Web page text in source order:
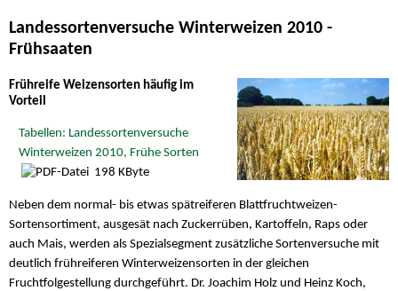
Landessortenversuche Winterweizen 2010 -
Frühsaaten
Frühreife Weizensorten häufig im
Vorteil
Tabellen: Landessortenversuche
Winterweizen 2010, Frühe Sorten
198 KByte
Neben dem normal- bis etwas spätreiferen Blattfruchtweizen-
Sortensortiment, ausgesät nach Zuckerrüben, Kartoffeln, Raps oder
auch Mais, werden als Spezialsegment zusätzliche Sortenversuche mit
deutlich frühreiferen Winterweizensorten in der gleichen
Fruchtfolgestellung durchgeführt. Dr. Joachim Holz und Heinz Koch,